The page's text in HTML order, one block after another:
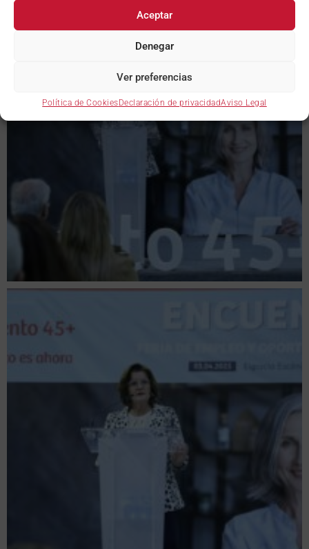
Aceptar
Denegar
Ver preferencias
Política de CookiesDeclaración de privacidadAviso Legal